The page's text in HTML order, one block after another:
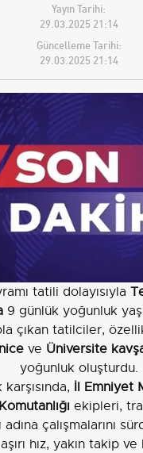
Yayın Tarihi:
29.03.2025 21:14
Güncelleme Tarihi:
29.03.2025 21:14
tatili dolayısıyla
9 günlük yoğunluk
çıkan tatilciler,
ve Üniversite
yoğunluk oluşturdu.
İl Emniyet
ekipleri,
adına çalışmalarını
hız, yakın takip